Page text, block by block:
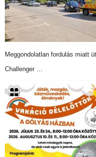
Meggondolatlan fordulás miatt
Challenger …